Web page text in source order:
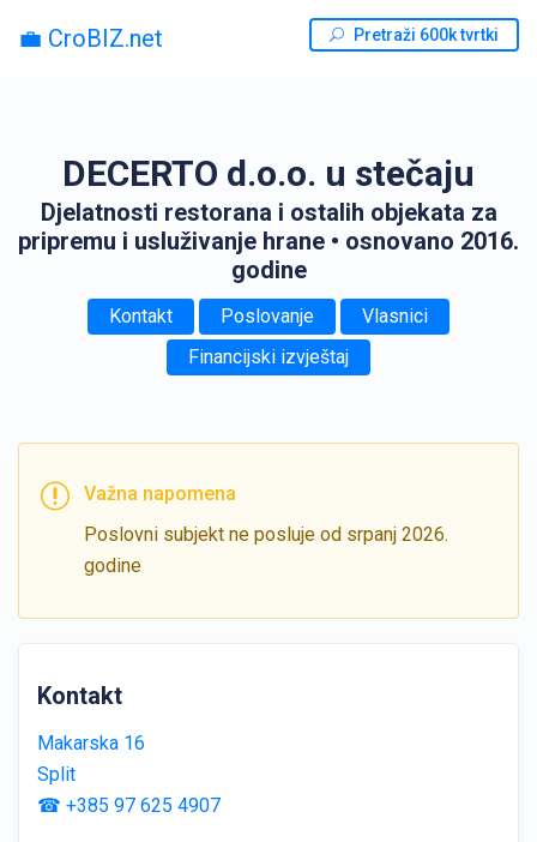
💼 CroBIZ.net Pretraži 600k tvrtki
DECERTO d.o.o. u stečaju
Djelatnosti restorana i ostalih objekata za
pripremu i usluživanje hrane • osnovano 2016.
godine
Kontakt Poslovanje
Vlasnici
Financijski izvještaj
Važna napomena
Poslovni subjekt ne posluje od srpanj 2026.
godine
Kontakt
Makarska 16
Split
☎ +385 97 625 4907